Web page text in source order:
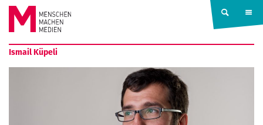
Springe zum Inhalt
MENSCHEN
MACHEN
Ismail Küpeli